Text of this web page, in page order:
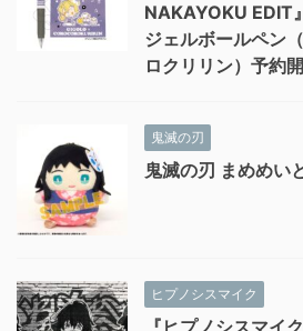
NAKAYOKU EDIT
ジェルボールペン
ロクリリン）予約
鬼滅の刃
鬼滅の刃 まめめい
ヒプノシスマイク
『ヒプノシスマイ